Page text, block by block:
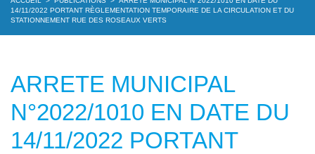
14/11/2022 PORTANT RÈGLEMENTATION TEMPORAIRE DE LA CIRCULATION ET DU
STATIONNEMENT RUE DES ROSEAUX VERTS
ARRETE MUNICIPAL
N°2022/1010 EN DATE DU
14/11/2022 PORTANT